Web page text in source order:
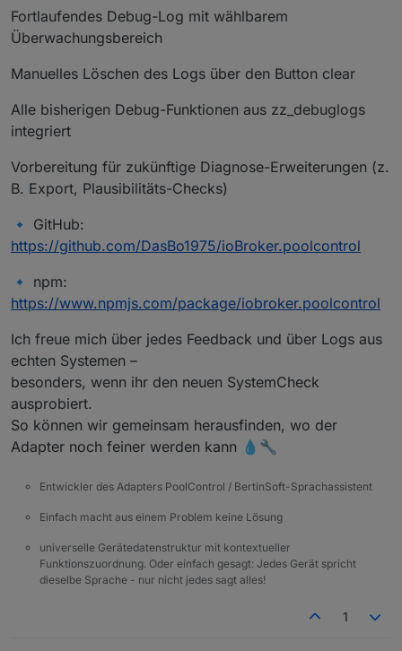
Fortlaufendes Debug-Log mit wählbarem
Überwachungsbereich
Manuelles Löschen des Logs über den Button clear
Alle bisherigen Debug-Funktionen aus zz_debuglogs
integriert
Vorbereitung für zukünftige Diagnose-Erweiterungen (z.
B. Export, Plausibilitäts-Checks)
🔹 GitHub:
https://github.com/DasBo1975/ioBroker.poolcontrol
🔹 npm:
https://www.npmjs.com/package/iobroker.poolcontrol
Ich freue mich über jedes Feedback und über Logs aus
echten Systemen –
besonders, wenn ihr den neuen SystemCheck
ausprobiert.
So können wir gemeinsam herausfinden, wo der
Adapter noch feiner werden kann 💧🔧
Entwickler des Adapters PoolControl / BertinSoft-Sprachassistent
Einfach macht aus einem Problem keine Lösung
universelle Gerätedatenstruktur mit kontextueller
Funktionszuordnung. Oder einfach gesagt: Jedes Gerät spricht
dieselbe Sprache - nur nicht jedes sagt alles!
1